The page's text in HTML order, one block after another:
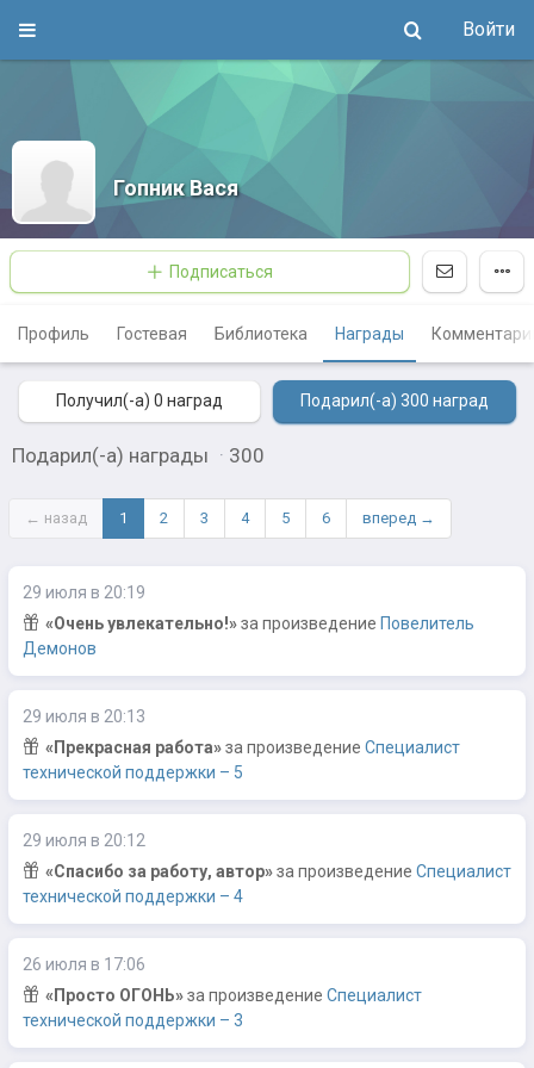
Войти
Гопник Вася
Подписаться
Профиль Гостевая Библиотека Награды
Получил(-а) 0 наград Подарил(-а) 300 наград
Подарил(-а) награды · 300
← назад 1 2 3 4 5 6 вперед →
29 июля в 20:19
«Очень увлекательно!»за произведение Повелитель
Демонов
29 июля в 20:13
«Прекрасная работа»за произведение Специалист
технической поддержки – 5
29 июля в 20:12
«Спасибо за работу, автор»за произведение Специалист
технической поддержки – 4
26 июля в 17:06
«Просто ОГОНЬ»за произведение Специалист
технической поддержки – 3